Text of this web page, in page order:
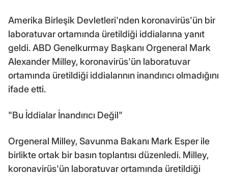
Amerika Birleşik Devletleri'nden koronavirüs'ün bir
laboratuvar ortamında üretildiği iddialarına yanıt
geldi. ABD Genelkurmay Başkanı Orgeneral Mark
Alexander Milley, koronavirüs'ün laboratuvar
ortamında üretildiği iddialarının inandırıcı olmadığını
ifade etti.
"Bu İddialar İnandırıcı Değil"
Orgeneral Milley, Savunma Bakanı Mark Esper ile
birlikte ortak bir basın toplantısı düzenledi. Milley,
koronavirüs'ün laboratuvar ortamında üretildiği